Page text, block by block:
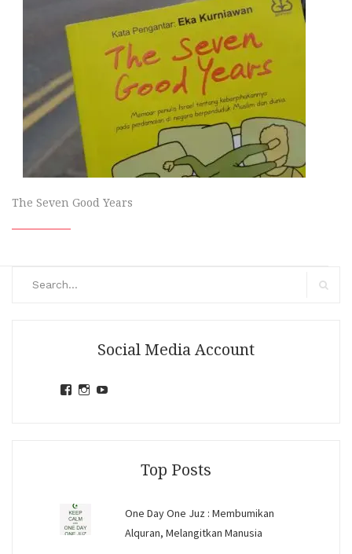
The Seven Good Years
Social Media Account
ViewView
Top Posts
One Day One Juz : Membumikan
Alquran, Melangitkan Manusia